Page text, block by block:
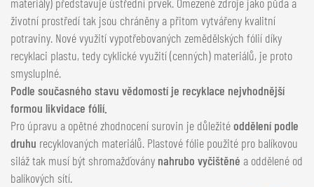
DEUTSCH
ŠVÝCARSKO
GÖWEIL Schweiz
DEUTSCH
FRANÇAIS
životní prostředí tak jsou chráněny a přitom vytvářeny kvalitní
potraviny. Nové využití vypotřebovaných zemědělských fólií díky
recyklaci plastu, tedy cyklické využití (cenných) materiálů, je proto
smysluplné.
Podle současného stavu vědomostí je recyklace nejvhodnější
formou likvidace fólií.
Pro úpravu a opětné zhodnocení surovin je důležitéoddělení podle
druhu recyklovaných materiálů. Plastové fólie použité pro balíkovou
siláž tak musí být shromažďovány nahrubo vyčištěné a oddělené od
balíkových sítí.